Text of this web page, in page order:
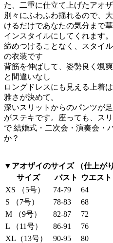
た、二重に仕立て上げたアオ
別々にふわふわ揺れるので、
けるだけであなたの気分まで
インスタイルにしてくれます。
締めつけることなく、スタイ
の衣装です
背筋を伸ばして、姿勢良く颯
と間違いなし
ロングドレスにも見える上着
雅さが決めて。
深いスリットからのパンツが
がステキです。座っても、ス
で 結婚式・二次会・演奏会・
か？
▼アオザイのサイズ （仕上がり
サイズ
バスト ウエスト
XS （5号）
74-79 64
S （7号）
78-83 68
M （9号）
82-87 72
L （11号）
86-91 76
XL（13号）
90-95 80